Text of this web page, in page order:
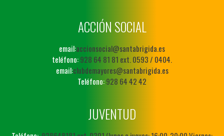
ACCIÓN SOCIAL
email:accionsocial@santabrigida.es
teléfono:928 64 81 81 ext. 0593 / 0404.
email:clubdemayores@santabrigida.es
Teléfono:928 64 42 42
JUVENTUD